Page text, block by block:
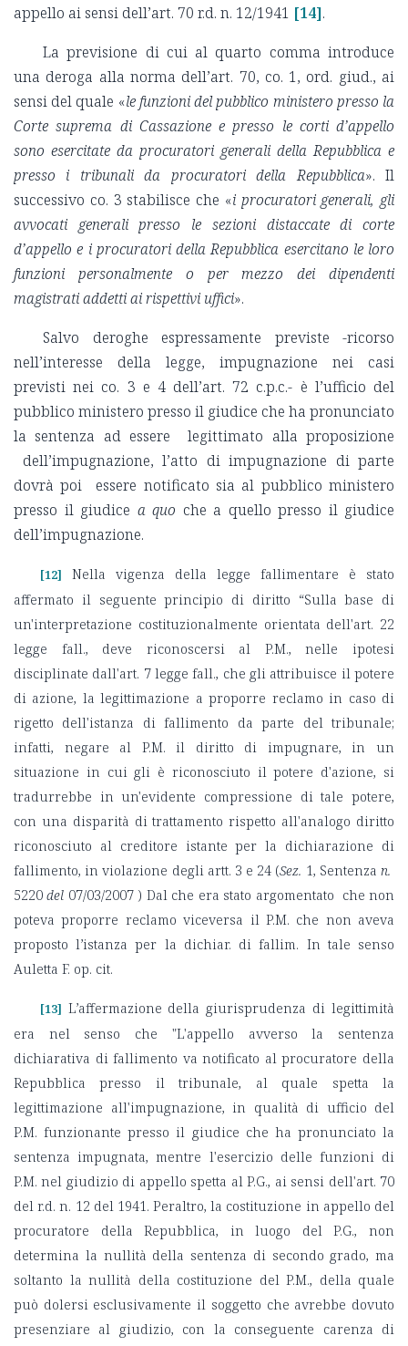
appello ai sensi dell’art. 70 r.d. n. 12/1941 [14].
La previsione di cui al quarto comma introduce
una deroga alla norma dell’art. 70, co. 1, ord. giud., ai
sensi del quale «le funzioni del pubblico ministero presso la
Corte suprema di Cassazione e presso le corti d’appello
sono esercitate da procuratori generali della Repubblica e
presso i tribunali da procuratori della Repubblica». Il
successivo co. 3 stabilisce che «i procuratori generali, gli
avvocati generali presso le sezioni distaccate di corte
d’appello e i procuratori della Repubblica esercitano le loro
funzioni personalmente o per mezzo dei dipendenti
magistrati addetti ai rispettivi uffici».
Salvo deroghe espressamente previste -ricorso
nell’interesse della legge, impugnazione nei casi
previsti nei co. 3 e 4 dell’art. 72 c.p.c.- è l’ufficio del
pubblico ministero presso il giudice che ha pronunciato
la sentenza ad essere legittimato alla proposizione
dell’impugnazione, l’atto di impugnazione di parte
dovrà poi essere notificato sia al pubblico ministero
presso il giudice a quo che a quello presso il giudice
dell’impugnazione.
[12] Nella vigenza della legge fallimentare è stato
affermato il seguente principio di diritto “Sulla base di
un'interpretazione costituzionalmente orientata dell'art. 22
legge fall., deve riconoscersi al P.M., nelle ipotesi
disciplinate dall'art. 7 legge fall., che gli attribuisce il potere
di azione, la legittimazione a proporre reclamo in caso di
rigetto dell'istanza di fallimento da parte del tribunale;
infatti, negare al P.M. il diritto di impugnare, in un
situazione in cui gli è riconosciuto il potere d'azione, si
tradurrebbe in un'evidente compressione di tale potere,
con una disparità di trattamento rispetto all'analogo diritto
riconosciuto al creditore istante per la dichiarazione di
fallimento, in violazione degli artt. 3 e 24 (Sez. 1, Sentenza n.
5220del 07/03/2007) Dal che era stato argomentato che non
poteva proporre reclamo viceversa il P.M. che non aveva
proposto l’istanza per la dichiar. di fallim. In tale senso
Auletta F. op. cit.
[13] L’affermazione della giurisprudenza di legittimità
era nel senso che "L'appello avverso la sentenza
dichiarativa di fallimento va notificato al procuratore della
Repubblica presso il tribunale, al quale spetta la
legittimazione all'impugnazione, in qualità di ufficio del
P.M. funzionante presso il giudice che ha pronunciato la
sentenza impugnata, mentre l'esercizio delle funzioni di
P.M. nel giudizio di appello spetta al P.G., ai sensi dell'art. 70
del r.d. n. 12 del 1941. Peraltro, la costituzione in appello del
procuratore della Repubblica, in luogo del P.G., non
determina la nullità della sentenza di secondo grado, ma
soltanto la nullità della costituzione del P.M., della quale
può dolersi esclusivamente il soggetto che avrebbe dovuto
presenziare al giudizio, con la conseguente carenza di